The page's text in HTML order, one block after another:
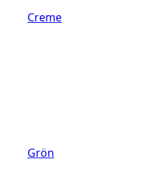
Creme
Grön